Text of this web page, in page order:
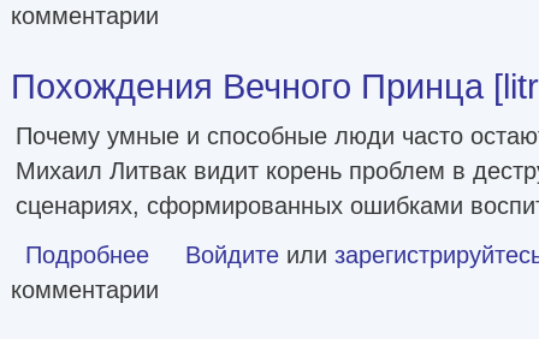
комментарии
Похождения Вечного Принца
Почему умные и способные люди часто
Михаил Литвак видит корень проблем в
сценариях, сформированных ошибками
Подробнее о Похождения Вечного Принца [litres]
Войдите или
комментарии